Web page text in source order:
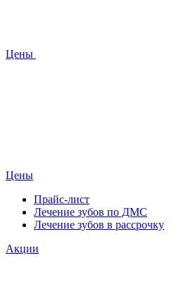
Цены
Цены
Прайс-лист
Лечение зубов по ДМС
Лечение зубов в рассрочку
Акции